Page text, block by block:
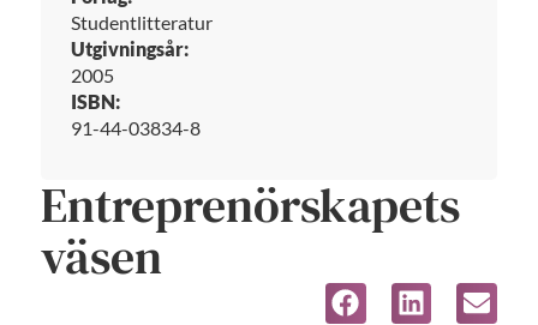
Studentlitteratur
Utgivningsår:
2005
ISBN:
91-44-03834-8
Entreprenörskapets
väsen